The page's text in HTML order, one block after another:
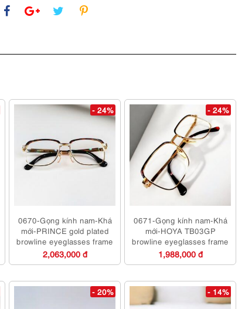
- 24%
0670-Gọng kính nam-Khá
mới-PRINCE gold plated
browline eyeglasses frame
2,063,000 đ
- 24%
0671-Gọng kính nam-Khá
mới-HOYA TB03GP
browline eyeglasses frame
1,988,000 đ
- 20% - 14%